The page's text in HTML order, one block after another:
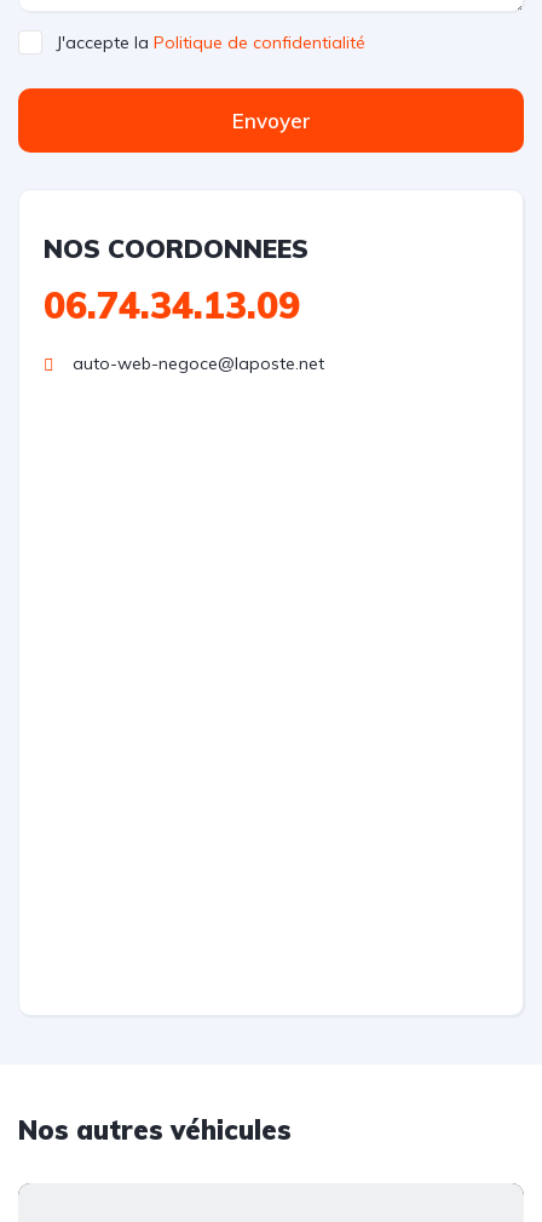
J'accepte la Politique de confidentialité
Envoyer
NOS COORDONNEES
06.74.34.13.09
auto-web-negoce@laposte.net
Nos autres véhicules